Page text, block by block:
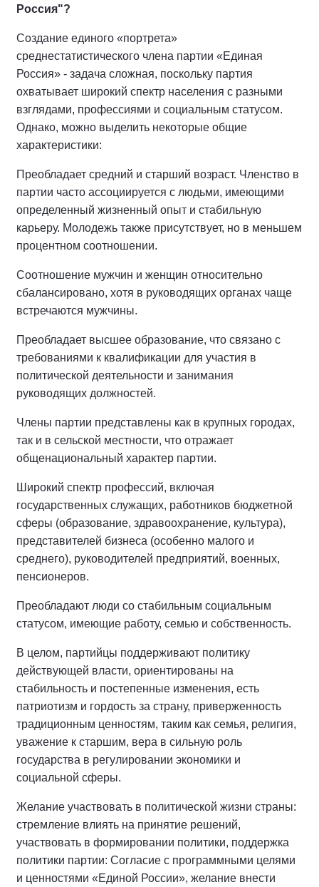
Россия"?
Создание единого «портрета»
среднестатистического члена партии «Единая
Россия» - задача сложная, поскольку партия
охватывает широкий спектр населения с разными
взглядами, профессиями и социальным статусом.
Однако, можно выделить некоторые общие
характеристики:
Преобладает средний и старший возраст. Членство в
партии часто ассоциируется с людьми, имеющими
определенный жизненный опыт и стабильную
карьеру. Молодежь также присутствует, но в меньшем
процентном соотношении.
Соотношение мужчин и женщин относительно
сбалансировано, хотя в руководящих органах чаще
встречаются мужчины.
Преобладает высшее образование, что связано с
требованиями к квалификации для участия в
политической деятельности и занимания
руководящих должностей.
Члены партии представлены как в крупных городах,
так и в сельской местности, что отражает
общенациональный характер партии.
Широкий спектр профессий, включая
государственных служащих, работников бюджетной
сферы (образование, здравоохранение, культура),
представителей бизнеса (особенно малого и
среднего), руководителей предприятий, военных,
пенсионеров.
Преобладают люди со стабильным социальным
статусом, имеющие работу, семью и собственность.
В целом, партийцы поддерживают политику
действующей власти, ориентированы на
стабильность и постепенные изменения, есть
патриотизм и гордость за страну, приверженность
традиционным ценностям, таким как семья, религия,
уважение к старшим, вера в сильную роль
государства в регулировании экономики и
социальной сферы.
Желание участвовать в политической жизни страны:
стремление влиять на принятие решений,
участвовать в формировании политики, поддержка
политики партии: Согласие с программными целями
и ценностями «Единой России», желание внести